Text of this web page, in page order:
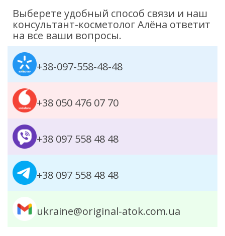
Выберете удобный способ связи и наш
консультант-косметолог Алёна ответит
на все ваши вопросы.
+38-097-558-48-48
+38 050 476 07 70
+38 097 558 48 48
+38 097 558 48 48
ukraine@original-atok.com.ua